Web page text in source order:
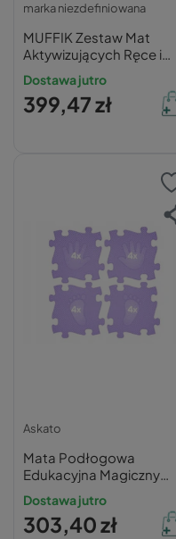
marka niezdefiniowana
MUFFIK Zestaw Mat
Aktywizujących Ręce i
Nogi Niebieski 16 el.
Dostawa jutro
399,47 zł
Askato
Mata Podłogowa
Edukacyjna Magiczny
Zestaw Fioletowy 16 el.
Trening Nóżki Rączki
Dostawa jutro
303,40 zł